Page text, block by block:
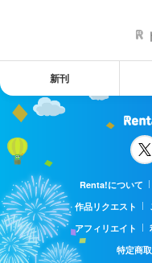
新刊
Renta!について
作品リクエスト
アフィリエイト
特定商